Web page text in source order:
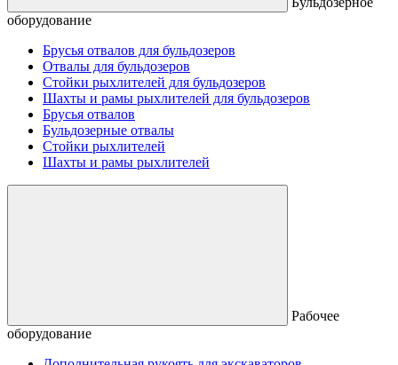
оборудование
Брусья отвалов для бульдозеров
Отвалы для бульдозеров
Стойки рыхлителей для бульдозеров
Шахты и рамы рыхлителей для бульдозеров
Брусья отвалов
Бульдозерные отвалы
Стойки рыхлителей
Шахты и рамы рыхлителей
Рабочее
оборудование